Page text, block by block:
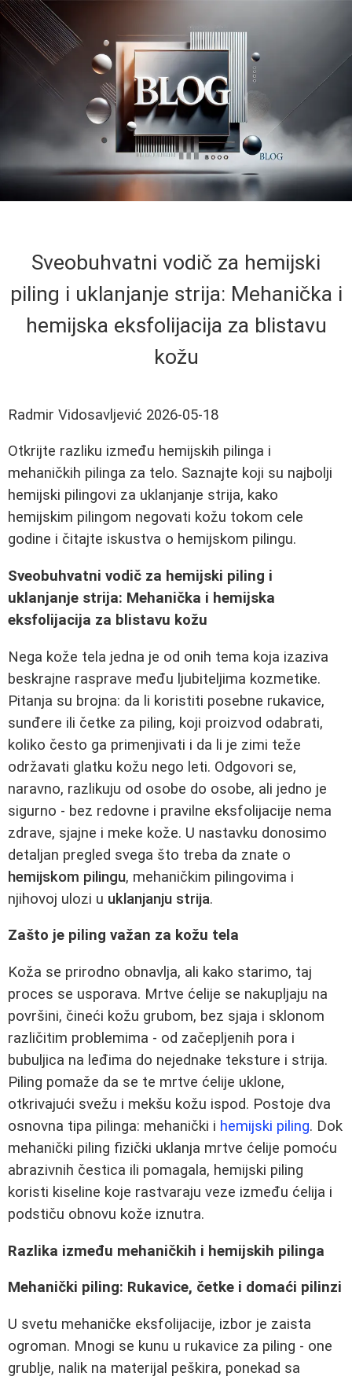
Sveobuhvatni vodič za hemijski
piling i uklanjanje strija: Mehanička i
hemijska eksfolijacija za blistavu
kožu
Radmir Vidosavljević 2026-05-18
Otkrijte razliku između hemijskih pilinga i
mehaničkih pilinga za telo. Saznajte koji su najbolji
hemijski pilingovi za uklanjanje strija, kako
hemijskim pilingom negovati kožu tokom cele
godine i čitajte iskustva o hemijskom pilingu.
Sveobuhvatni vodič za hemijski piling i
uklanjanje strija: Mehanička i hemijska
eksfolijacija za blistavu kožu
Nega kože tela jedna je od onih tema koja izaziva
beskrajne rasprave među ljubiteljima kozmetike.
Pitanja su brojna: da li koristiti posebne rukavice,
sunđere ili četke za piling, koji proizvod odabrati,
koliko često ga primenjivati i da li je zimi teže
održavati glatku kožu nego leti. Odgovori se,
naravno, razlikuju od osobe do osobe, ali jedno je
sigurno - bez redovne i pravilne eksfolijacije nema
zdrave, sjajne i meke kože. U nastavku donosimo
detaljan pregled svega što treba da znate o
hemijskom pilingu, mehaničkim pilingovima i
njihovoj ulozi u uklanjanju strija.
Zašto je piling važan za kožu tela
Koža se prirodno obnavlja, ali kako starimo, taj
proces se usporava. Mrtve ćelije se nakupljaju na
površini, čineći kožu grubom, bez sjaja i sklonom
različitim problemima - od začepljenih pora i
bubuljica na leđima do nejednake teksture i strija.
Piling pomaže da se te mrtve ćelije uklone,
otkrivajući svežu i mekšu kožu ispod. Postoje dva
osnovna tipa pilinga: mehanički i hemijski piling. Dok
mehanički piling fizički uklanja mrtve ćelije pomoću
abrazivnih čestica ili pomagala, hemijski piling
koristi kiseline koje rastvaraju veze između ćelija i
podstiču obnovu kože iznutra.
Razlika između mehaničkih i hemijskih pilinga
Mehanički piling: Rukavice, četke i domaći pilinzi
U svetu mehaničke eksfolijacije, izbor je zaista
ogroman. Mnogi se kunu u rukavice za piling - one
grublje, nalik na materijal peškira, ponekad sa